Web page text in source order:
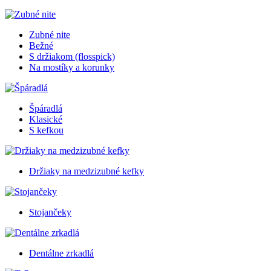
Zubné nite
Bežné
S držiakom (flosspick)
Na mostíky a korunky
Špáradlá
Klasické
S kefkou
Držiaky na medzizubné kefky
Stojančeky
Dentálne zrkadlá